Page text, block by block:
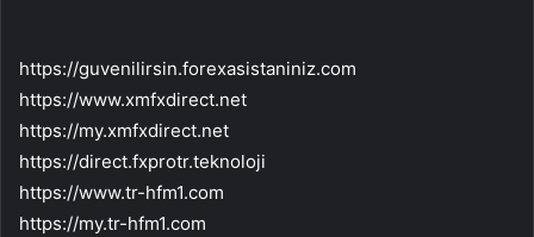
https://guvenilirsin.forexasistaniniz.com
https://www.xmfxdirect.net
https://my.xmfxdirect.net
https://direct.fxprotr.teknoloji
https://www.tr-hfm1.com
https://my.tr-hfm1.com